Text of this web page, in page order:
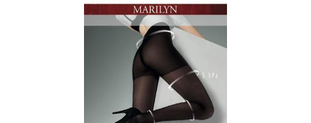
LAPINEE
LAYDI
LEVANTE
CORSETTI
FASHION